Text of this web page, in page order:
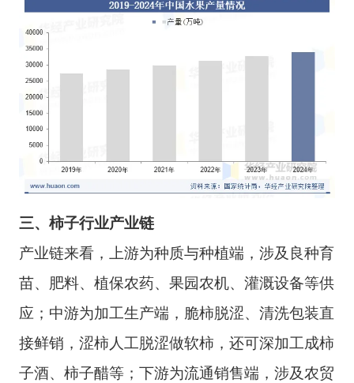
三、柿子行业产业链
产业链来看，上游为种质与种植端，涉及良种育
苗、肥料、植保农药、果园农机、灌溉设备等供
应；中游为加工生产端，脆柿脱涩、清洗包装直
接鲜销，涩柿人工脱涩做软柿，还可深加工成柿
子酒、柿子醋等；下游为流通销售端，涉及农贸